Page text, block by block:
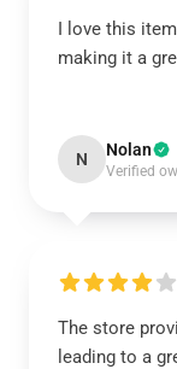
I love this
making it a
N Nolan
Verified
The store
leading to a